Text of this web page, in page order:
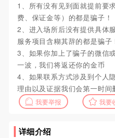
1、所有没有见到面就提前要
费、保证金等）的都是骗子！
2、进入场所后没有提供具体
服务项目含糊其辞的都是骗子
3、如果你加上了骗子的微信
一波，我们将返还你的金币
4、如果联系方式涉及到个人
理由以及证据我们会第一时间
我要举报 我要
详细介绍